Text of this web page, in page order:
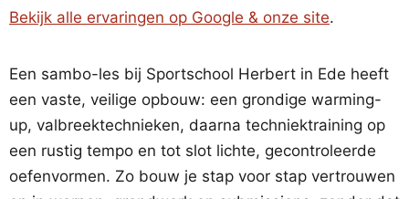
Bekijk alle ervaringen op Google & onze site.
Een sambo-les bij Sportschool Herbert in Ede heeft
een vaste, veilige opbouw: een grondige warming-
up, valbreektechnieken, daarna techniektraining op
een rustig tempo en tot slot lichte, gecontroleerde
oefenvormen. Zo bouw je stap voor stap vertrouwen